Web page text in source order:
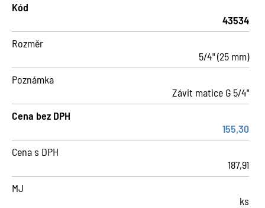
Kód
43534
Rozměr
5/4" (25 mm)
Poznámka
Závit matice G 5/4"
Cena bez DPH
155,30
Cena s DPH
187,91
MJ
ks